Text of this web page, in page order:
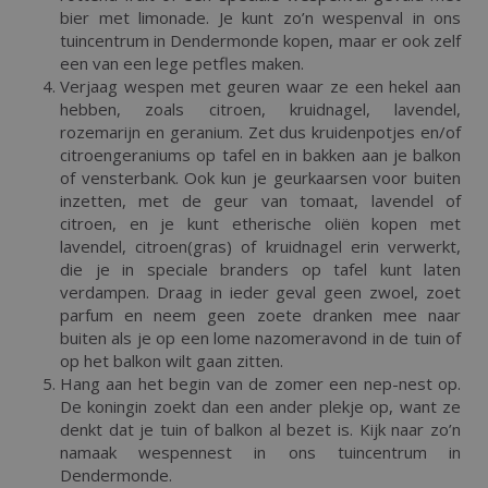
bier met limonade. Je kunt zo’n wespenval in ons
tuincentrum in Dendermonde kopen, maar er ook zelf
een van een lege petfles maken.
Verjaag wespen met geuren waar ze een hekel aan
hebben, zoals citroen, kruidnagel, lavendel,
rozemarijn en geranium. Zet dus kruidenpotjes en/of
citroengeraniums op tafel en in bakken aan je balkon
of vensterbank. Ook kun je geurkaarsen voor buiten
inzetten, met de geur van tomaat, lavendel of
citroen, en je kunt etherische oliën kopen met
lavendel, citroen(gras) of kruidnagel erin verwerkt,
die je in speciale branders op tafel kunt laten
verdampen. Draag in ieder geval geen zwoel, zoet
parfum en neem geen zoete dranken mee naar
buiten als je op een lome nazomeravond in de tuin of
op het balkon wilt gaan zitten.
Hang aan het begin van de zomer een nep-nest op.
De koningin zoekt dan een ander plekje op, want ze
denkt dat je tuin of balkon al bezet is. Kijk naar zo’n
namaak wespennest in ons tuincentrum in
Dendermonde.